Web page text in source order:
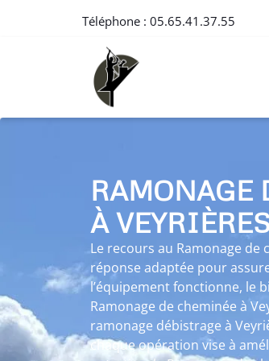
Téléphone : 05.65.41.37.55
RAMONAGE
À VEYRIÈRES
Le recours au Ramonage
réponse adaptée pour
l’équipement fonctionne, le
Ramonage de cheminée à
ramonage débistrage à
chaque opération vise à